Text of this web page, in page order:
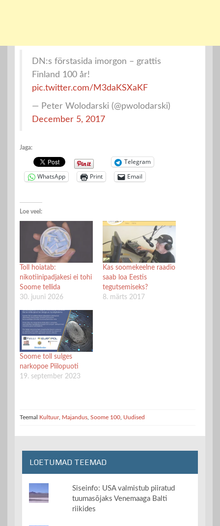
DN:s förstasida imorgon – grattis
Finland 100 år!
pic.twitter.com/M3daKSXaKF
— Peter Wolodarski (@pwolodarski)
December 5, 2017
Jaga:
Telegram
WhatsApp
Print Email
Loe veel:
Toll hoiatab:
nikotiinipadjakesi ei tohi
Soome tellida
30. juuni 2026
Kas soomekeelne raadio
saab loa Eestis
tegutsemiseks?
8. märts 2017
Soome toll sulges
narkopoe Piilopuoti
19. september 2023
Teemal Kultuur, Majandus Soome 100 Uudised
LOETUMAD TEEMAD
Siseinfo: USA valmistub piiratud
tuumasõjaks Venemaaga Balti
riikides